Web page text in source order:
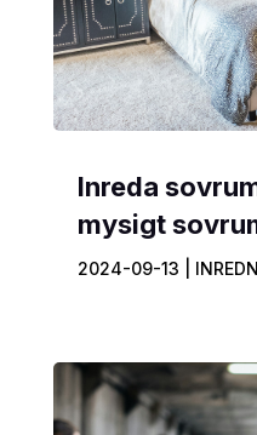
Inreda
mysigt
2024-09-13